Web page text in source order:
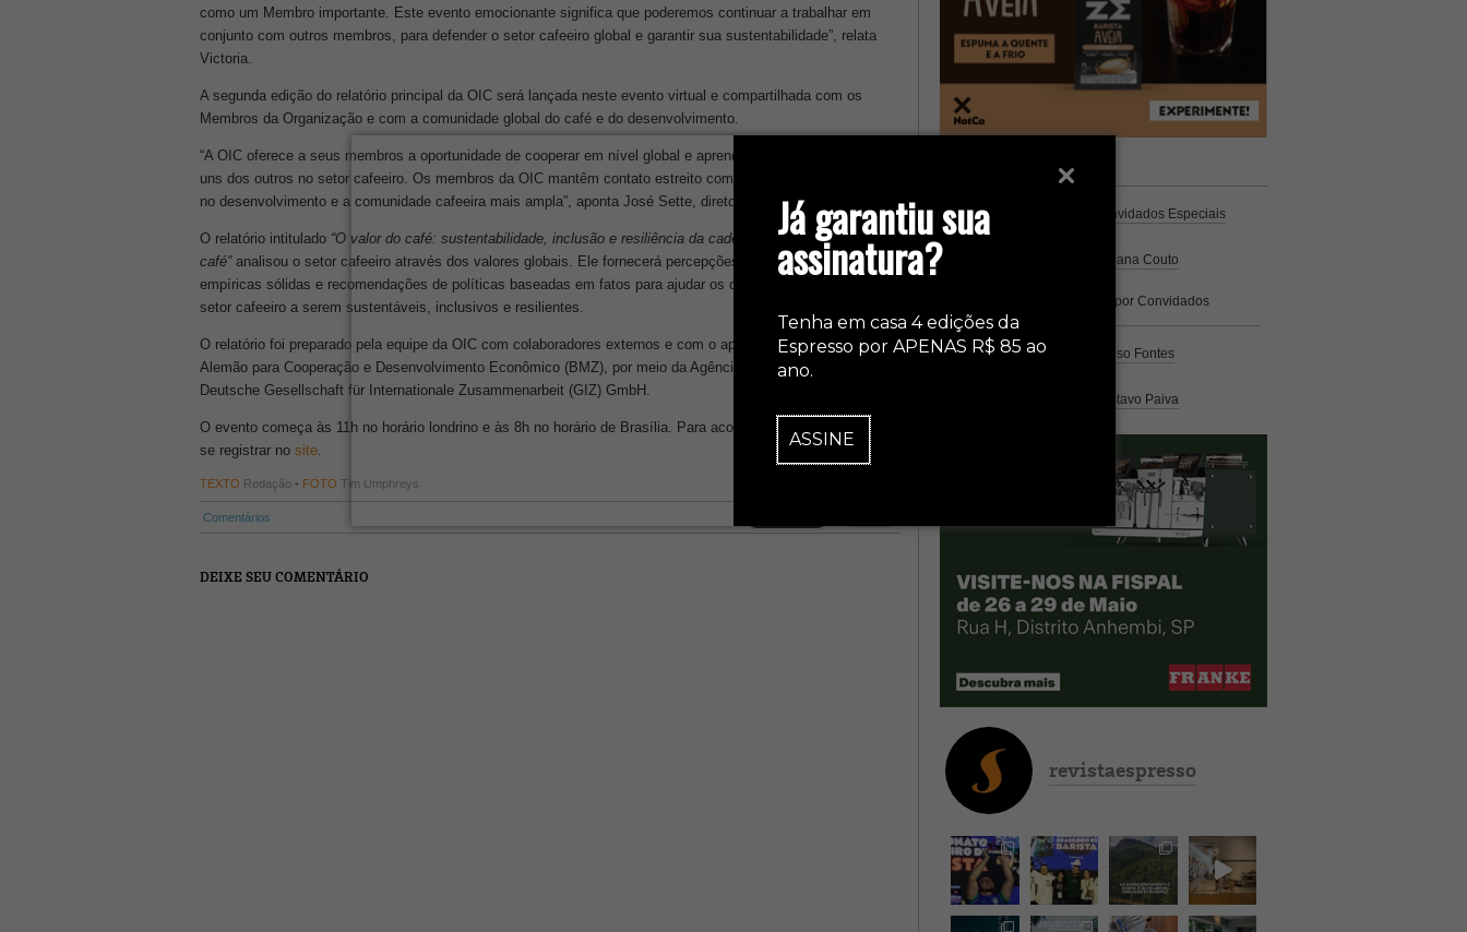
Já garantiu sua
assinatura?
Tenha em casa 4 edições da
Espresso por APENAS R$ 85 ao
ano.
ASSINE
como um Membro importante. Este evento emocionante significa que poderemos continuar a trabalhar em
conjunto com outros membros, para defender o setor cafeeiro global e garantir sua sustentabilidade”, relata
Victoria.
A segunda edição do relatório principal da OIC será lançada neste evento virtual e compartilhada com os
Membros da Organização e com a comunidade global do café e do desenvolvimento.
“A OIC oferece a seus membros a oportunidade de cooperar em nível global e aprender com as experiências
uns dos outros no setor cafeeiro. Os membros da OIC mantêm contato estreito com o setor privado, parcerias
no desenvolvimento e a comunidade cafeeira mais ampla”, aponta José Sette, diretor-executivo da OIC.
O relatório intitulado “O valor do café: sustentabilidade, inclusão e resiliência da cadeia de valor global do
café”analisou o setor cafeeiro através dos valores globais. Ele fornecerá percepções com base em análises
empíricas sólidas e recomendações de políticas baseadas em fatos para ajudar os cafeicultores e todo o
setor cafeeiro a serem sustentáveis, inclusivos e resilientes.
O relatório foi preparado pela equipe da OIC com colaboradores externos e com o apoio do Ministério Federal
Alemão para Cooperação e Desenvolvimento Econômico (BMZ), por meio da Agência de Cooperação Alemã,
Deutsche Gesellschaft für Internationale Zusammenarbeit (GIZ) GmbH.
O evento começa às 11h no horário londrino e às 8h no horário de Brasília. Para acompanhar o relatório, basta
se registrar no site.
TEXTO Redação • FOTO Tim Umphreys
Comentários
DEIXE SEU COMENTÁRIO
Espresso
Coluna Café por Convidados Especiais
por Cristiana Couto
por Convidados
Especiais
Análisepor Caio Alonso Fontes
por Gustavo Paiva
revistaespresso